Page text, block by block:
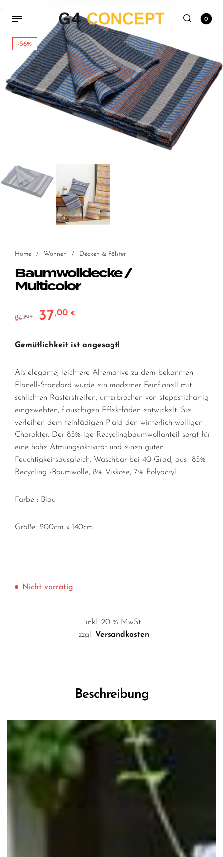
0
-56%
Home / Wohnen / Decken & Pölster
Baumwolldecke /
Multicolor
84 ,90€ Ursprünglicher Preis war: 84,90 €
37,00€
Gemütlichkeit ist angesagt!
Als elegante, leichtere Alternative zu dem bekannten
Flanell-Standard wurde ein moderner Feinflanell mit
schlichten Rasterstreifen, unterbrochen von steppstichartig
eingewebten, flauschigen Effektfäden entwickelt. Sie
verleihen dem feinfädigen Plaid den winterlich wolligen
Charakter. Der 85%-ige Recyclingbaumwollanteil sorgt für
eine hohe Atmungsaktivität und einen guten
Feuchtigkeitsausgleich. Waschbar bei 40 Grad, aus 85%
Recycling -Baumwolle, 8% Viskose, 7% Polyacryl.
Farbe : Blau
Größe: 200cm x 140cm
Nicht vorrätig
inkl. 20 % MwSt.
zzgl. Versandkosten
Beschreibung